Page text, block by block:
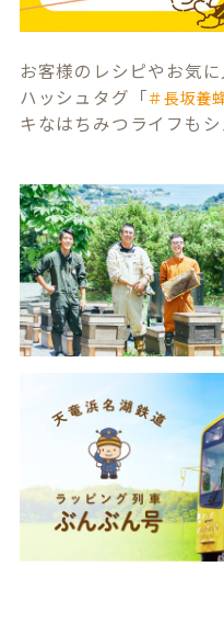
お客様のレシピやお気
ハッシュタグ「＃長坂養
キなはちみつライフも